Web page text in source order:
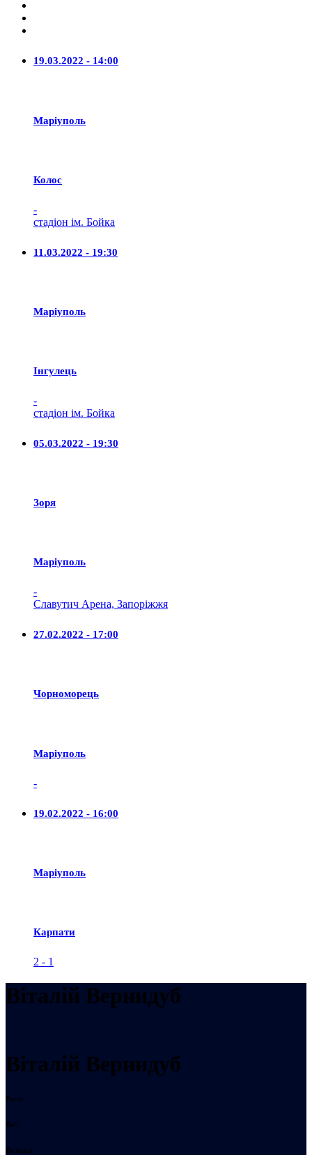
19.03.2022 - 14:00
Маріуполь
Колос
-
стадіон ім. Бойка
11.03.2022 - 19:30
Маріуполь
Iнгулець
-
стадіон ім. Бойка
05.03.2022 - 19:30
Зоря
Маріуполь
-
Славутич Арена, Запоріжжя
27.02.2022 - 17:00
Чорноморець
Маріуполь
-
19.02.2022 - 16:00
Маріуполь
Карпати
2 - 1
Вiталiй Вернидуб
Вiталiй Вернидуб
Рост:
Вес:
Возраст